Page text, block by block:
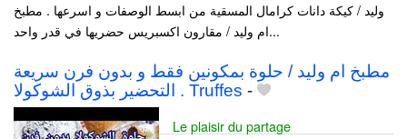
وليد / كيكة دانات كرامال المسقية من ابسط الوصفات و اسرعها . مطبخ
ام وليد / مقارون اكسبريس حضريها في قدر واحد...
مطبخ ام وليد / حلوة بمكونين فقط و بدون فرن سريعة
التحضير بذوق الشوكولا . Truffes -
Le plaisir du partage